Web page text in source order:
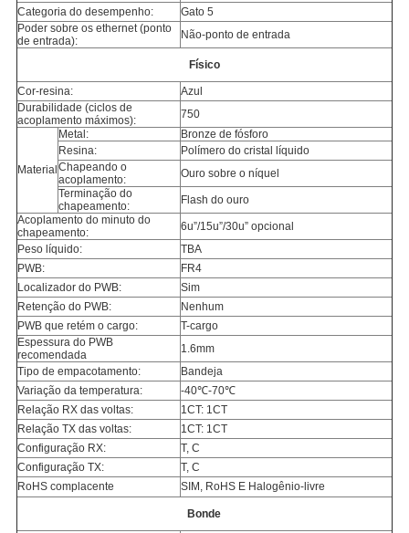
Categoria do desempenho:
Gato 5
Poder sobre os ethernet (ponto
de entrada):
Não-ponto de entrada
Físico
Cor-resina:
Azul
Durabilidade (ciclos de
acoplamento máximos):
750
Material
Metal:
Bronze de fósforo
Resina:
Polímero do cristal líquido
Chapeando o
acoplamento:
Ouro sobre o níquel
Terminação do
chapeamento:
Flash do ouro
Acoplamento do minuto do
chapeamento:
6u”/15u”/30u” opcional
Peso líquido:
TBA
PWB:
FR4
Localizador do PWB:
Sim
Retenção do PWB:
Nenhum
PWB que retém o cargo:
T-cargo
Espessura do PWB
recomendada
1.6mm
Tipo de empacotamento:
Bandeja
Variação da temperatura:
-40℃-70℃
Relação RX das voltas:
1CT: 1CT
Relação TX das voltas:
1CT: 1CT
Configuração RX:
T, C
Configuração TX:
T, C
RoHS complacente
SIM, RoHS E Halogênio-livre
Bonde